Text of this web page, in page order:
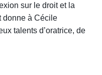
sur le droit et la
donne à Cécile
talents d’oratrice, de